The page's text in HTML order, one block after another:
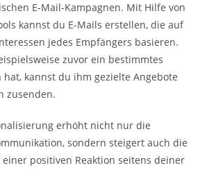
E-Mail-Kampagnen. Mit Hilfe von
kannst du E-Mails erstellen, die auf
jedes Empfängers basieren.
zuvor ein bestimmtes
hat, kannst du ihm gezielte Angebote
zusenden.
erhöht nicht nur die
sondern steigert auch die
positiven Reaktion seitens deiner